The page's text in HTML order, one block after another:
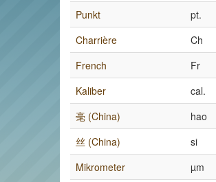
Punkt
pt.
Charrière
Ch
French
Fr
Kaliber
cal.
毫 (China)
hao
丝 (China)
si
Mikrometer
µm